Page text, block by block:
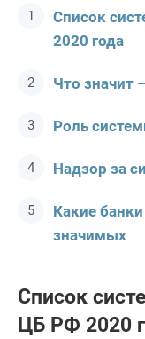
Список
2020 года
Что значит
Роль
Надзор за
Какие
значимых
Список
ЦБ РФ 2020